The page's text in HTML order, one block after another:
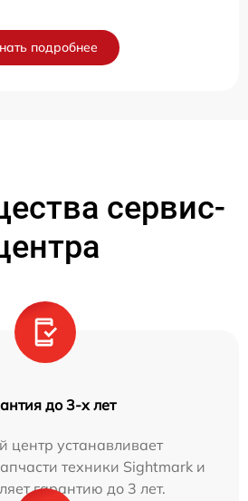
подробнее
сервис-
до 3-х лет
центр устанавливает
техники Sightmark и
гарантию до 3 лет.